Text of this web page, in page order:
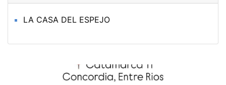
LA CASA DEL ESPEJO